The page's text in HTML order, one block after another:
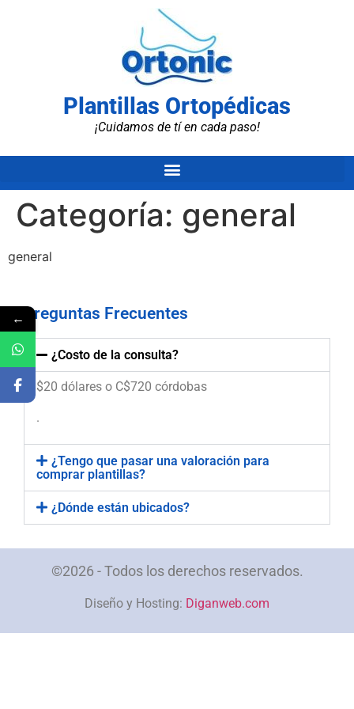
Plantillas Ortopédicas
¡Cuidamos de tí en cada paso!
Categoría: general
general
Preguntas Frecuentes
¿Costo de la consulta?
$20 dólares o C$720 córdobas
.
¿Tengo que pasar una valoración para
comprar plantillas?
¿Dónde están ubicados?
©2026 - Todos los derechos reservados.
Diseño y Hosting: Diganweb.com
←